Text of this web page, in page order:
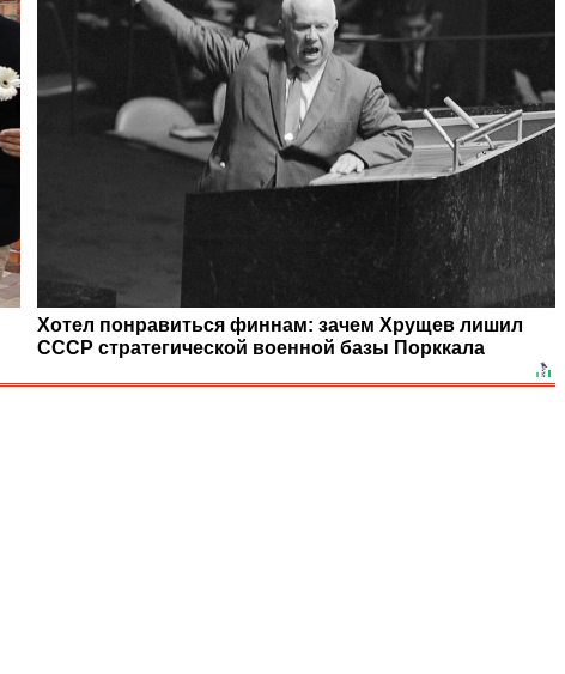
Хотел понравиться финнам: зачем Хрущев лишил
СССР стратегической военной базы Порккала